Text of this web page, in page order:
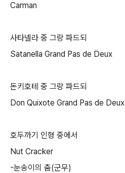
Carman
사타넬라 중 그랑 파드되
Satanella Grand Pas de Deux
돈키호테 중 그랑 파드되
Don Quixote Grand Pas de Deux
호두까기 인형 중에서
Nut Cracker
-눈송이의 춤(군무)